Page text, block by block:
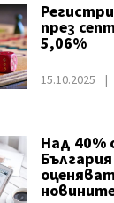
през
5,06%
15.10.2025
Над 40%